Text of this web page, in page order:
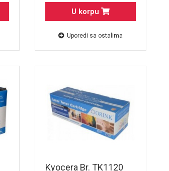
U korpu
Uporedi sa ostalima
Kyocera Br. TK1120